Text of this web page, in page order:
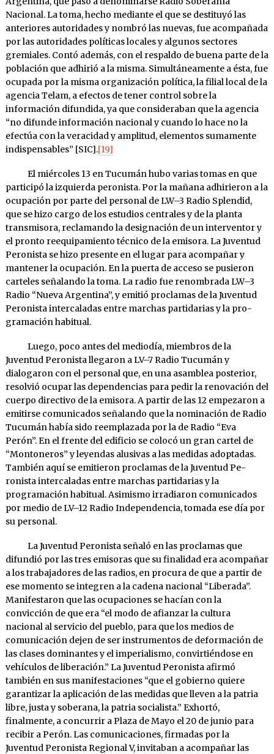
Nacional. La toma, hecho mediante el que se destituyó las
anterio­res autoridades y nom­bró las nuevas, fue a­compañada
por las auto­ridades políticas locales y algunos sectores
gremiales. Contó ade­más, con el respaldo de buena parte de la
po­blación que adhirió a la misma. Simultáneamente a ésta, fue
ocupa­da por la misma organi­zación política, la filial local de la
agen­cia Telam, a efectos de tener control sobre la
información difun­dida, ya que consideraban que la agencia
“no difunde información nacional y cuando lo hace no la
efectúa con la veracidad y ampli­tud, elementos sumamente
indispensables” [SIC].[19]
El miércoles 13 en Tucumán hubo varias tomas en que
partici­pó la izquierda peronista. Por la mañana adhirieron a la
ocupación por parte del perso­nal de LW–3 Radio Splen­did,
que se hizo cargo de los estudios cen­trales y de la planta
trans­miso­ra, recla­mando la de­signación de un inter­ven­tor y
el pronto ree­quipamiento técni­co de la emisora. La Juventud
Peronista se hizo presente en el lugar para acom­pañar y
man­tener la ocu­pación. En la puerta de ac­ceso se pu­sieron
car­teles señalando la toma. La radio fue renom­brada LW–3
Radio “Nueva Ar­gentina”, y emi­tió pro­clamas de la Ju­ventud
Peronista intercala­das entre marchas parti­da­rias y la pro­
grama­ción habitual.
Luego, poco antes del me­diodía, miembros de la
Juventud Pero­nista llega­ron a LV–7 Ra­dio Tucumán y
dialogaron con el perso­nal que, en una asam­blea poste­rior,
resol­vió ocupar las dependen­cias para pe­dir la renovación del
cuerpo directivo de la emisora. A partir de las 12 empezaron a
emitirse comunicados seña­lando que la nomina­ción de Radio
Tucumán había sido reemplazada por la de Radio “Eva
Perón”. En el frente del edificio se colocó un gran cartel de
“Monto­neros” y le­yendas alusi­vas a las medidas adopta­das.
También aquí se emitieron proclamas de la Juventud Pe­
ronista in­tercaladas entre marchas par­tidarias y la
programa­ción habitual. Asimismo irradiaron comunicados
por medio de LV–12 Radio Independencia, to­mada ese día por
su personal.
La Juventud Peronista señaló en las proclamas que
difundió por las tres emisoras que su finalidad era acompañar
a los trabaja­dores de las radios, en pro­cura de que a partir de
ese momento se integren a la cadena nacional “Libera­da”.
Manifestaron que las ocupaciones se hacían con la
convicción de que era “el modo de a­fianzar la cultura
nacional al servicio del pueblo, para que los me­dios de
comunicación dejen de ser instrumentos de deformación de
las clases dominantes y el imperialismo, convirtiéndose en
vehícu­los de liberación.” La Juventud Peronista afirmó
también en sus manifestaciones “que el gobierno quie­re
garantizar la aplicación de las medidas que lleven a la patria
libre, justa y soberana, la patria socialista.” Exhortó,
finalmente, a concurrir a Plaza de Mayo el 20 de junio para
recibir a Perón. Las comunicaciones, fir­madas por la
Juventud Peronista Regional V, invitaban a acompañar las